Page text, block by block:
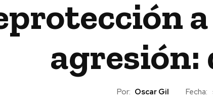
Por: Oscar Gil Fecha: